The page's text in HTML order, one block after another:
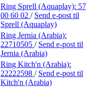
Ring Sprell (Aquaplay): 57
00 60 02 / Send e-post til
Sprell (Aquaplay)
Ring Jernia (Arabia):
22710505 / Send e-post til
Jernia (Arabia)
Ring Kitch'n (Arabia):
22222598 / Send e-post til
Kitch'n (Arabia)